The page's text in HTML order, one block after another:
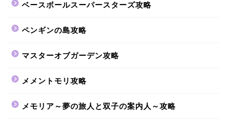
ベースボールスーパースターズ攻略
ペンギンの島攻略
マスターオブガーデン攻略
メメントモリ攻略
メモリア～夢の旅人と双子の案内人～攻略